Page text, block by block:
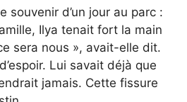
souvenir d’un jour au parc :
Ilya tenait fort la main
sera nous », avait-elle dit.
Lui savait déjà que
jamais. Cette fissure